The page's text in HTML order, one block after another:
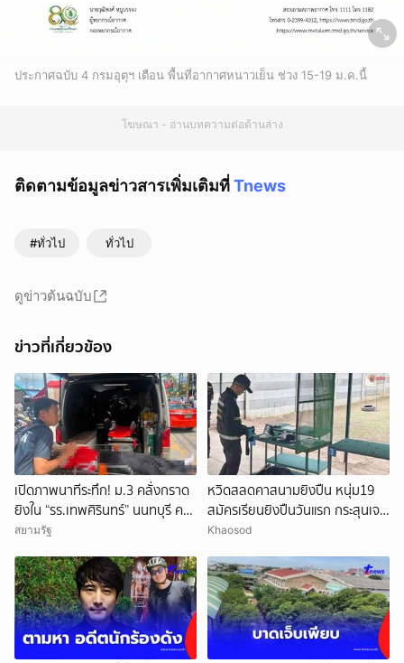
ประกาศฉบับ 4 กรมอุตุฯ เตือน พื้นที่อากาศหนาวเย็น ช่วง 15-19 ม.ค.นี้
โฆษณา - อ่านบทความต่อด้านล่าง
ติดตามข้อมูลข่าวสารเพิ่มเติมที่Tnews
#ทั่วไป ทั่วไป
ดูข่าวต้นฉบับ
ข่าวที่เกี่ยวข้อง
เปิดภาพนาทีระทึก! ม.3 คลั่งกราด
ยิงใน “รร.เทพศิรินทร์” นนทบุรี ครู
ดับ 2 บาดเจ็บกว่า 20 ราย ก่อนยิง
สยามรัฐ
หวิดสลดคาสนามยิงปืน หนุ่ม19
สมัครเรียนยิงปืนวันแรก กระสุนเจาะ
ท้ายทอย เร่งยื้อชีวิต
Khaosod
ยกเลิก